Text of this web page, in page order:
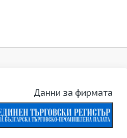
Данни за фирмата